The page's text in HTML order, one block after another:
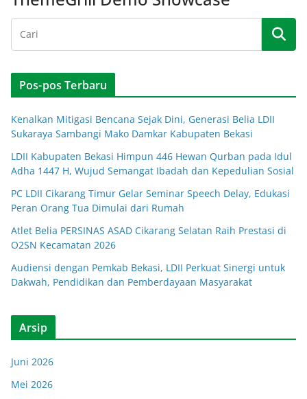
Pos-pos Terbaru
Kenalkan Mitigasi Bencana Sejak Dini, Generasi Belia LDII
Sukaraya Sambangi Mako Damkar Kabupaten Bekasi
LDII Kabupaten Bekasi Himpun 446 Hewan Qurban pada Idul
Adha 1447 H, Wujud Semangat Ibadah dan Kepedulian Sosial
PC LDII Cikarang Timur Gelar Seminar Speech Delay, Edukasi
Peran Orang Tua Dimulai dari Rumah
Atlet Belia PERSINAS ASAD Cikarang Selatan Raih Prestasi di
O2SN Kecamatan 2026
Audiensi dengan Pemkab Bekasi, LDII Perkuat Sinergi untuk
Dakwah, Pendidikan dan Pemberdayaan Masyarakat
Arsip
Juni 2026
Mei 2026